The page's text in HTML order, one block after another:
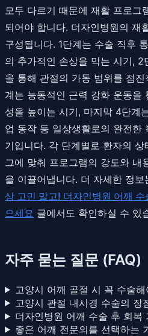
모두 다르기 때문에 재활 프로그
되어야 합니다. 더자인병원의 재
구성됩니다. 1단계는 수술 직후
의 추가적인 손상을 막는 시기,
을 통해 관절의 가동 범위를 점
계는 능동적인 근력 강화 운동을
성을 높이는 시기, 마지막 4단계
업 동작 등 일상생활로의 완전한
기입니다. 각 단계별로 환자의
그에 맞춰 프로그램의 강도와 내
을 이끌어냅니다. 더 자세한 정보
상 고민 말고! 더자인병원 어깨
으세요 글에서도 확인하실 수 있
자주 묻는 질문 (FAQ)
고양시 어깨 골절 시 꼭 수술
고양시 관절 내시경 수술의 장
더자인병원 어깨 수술 후 회복
좋은 어깨 전문의를 선택하는